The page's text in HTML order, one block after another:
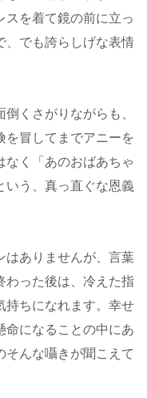
スを着て鏡の前に立っ
、でも誇らしげな表情
くさがりながらも、
を冒してまでアニーを
なく「あのおばあちゃ
いう、真っ直ぐな恩義
はありませんが、言葉
わった後は、冷えた指
持ちになれます。幸せ
命になることの中にあ
んな囁きが聞こえて